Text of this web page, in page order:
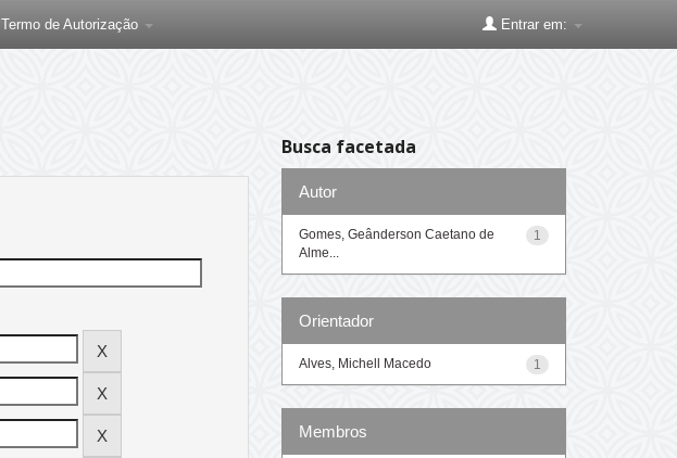
Termo de Autorização Entrar em:
Busca facetada
Autor
1
Gomes, Geânderson Caetano de
Alme...
Orientador
1
Alves, Michell Macedo
Membros